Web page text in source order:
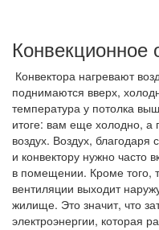
Конвекционное
Конвектора нагревают
поднимаются вверх,
температура у потолка
итоге: вам еще холодно, а
воздух. Воздух, благодаря
и конвектору нужно часто
в помещении. Кроме того,
вентиляции выходит
жилище. Это значит, что
электроэнергии, которая